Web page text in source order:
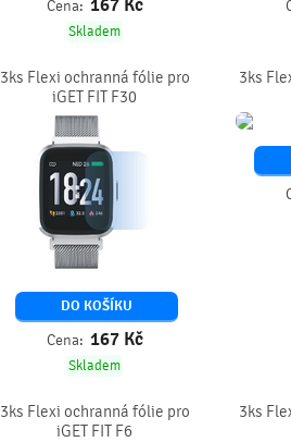
Cena: 167 Kč
Skladem
3ks Flexi ochranná fólie pro
iGET FIT F30
DO KOŠÍKU
Cena: 167 Kč
Skladem
3ks
3ks Flexi ochranná fólie pro
iGET FIT F6
3ks